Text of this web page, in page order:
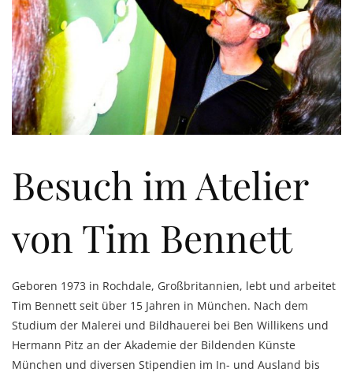
Besuch im Atelier
von Tim Bennett
Geboren 1973 in Rochdale, Großbritannien, lebt und arbeitet
Tim Bennett seit über 15 Jahren in München. Nach dem
Studium der Malerei und Bildhauerei bei Ben Willikens und
Hermann Pitz an der Akademie der Bildenden Künste
München und diversen Stipendien im In- und Ausland bis